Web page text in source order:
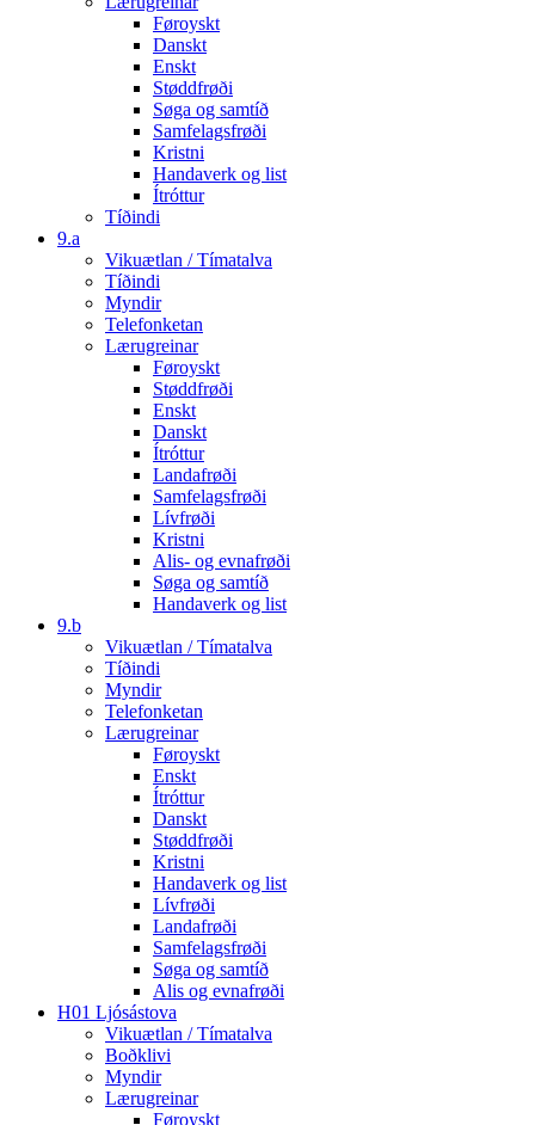
Føroyskt
Danskt
Enskt
Støddfrøði
Søga og samtíð
Samfelagsfrøði
Kristni
Handaverk og list
Ítróttur
Tíðindi
9.a
Vikuætlan / Tímatalva
Tíðindi
Myndir
Telefonketan
Lærugreinar
Føroyskt
Støddfrøði
Enskt
Danskt
Ítróttur
Landafrøði
Samfelagsfrøði
Lívfrøði
Kristni
Alis- og evnafrøði
Søga og samtíð
Handaverk og list
9.b
Vikuætlan / Tímatalva
Tíðindi
Myndir
Telefonketan
Lærugreinar
Føroyskt
Enskt
Ítróttur
Danskt
Støddfrøði
Kristni
Handaverk og list
Lívfrøði
Landafrøði
Samfelagsfrøði
Søga og samtíð
Alis og evnafrøði
H01 Ljósástova
Vikuætlan / Tímatalva
Boðklivi
Myndir
Lærugreinar
Føroyskt